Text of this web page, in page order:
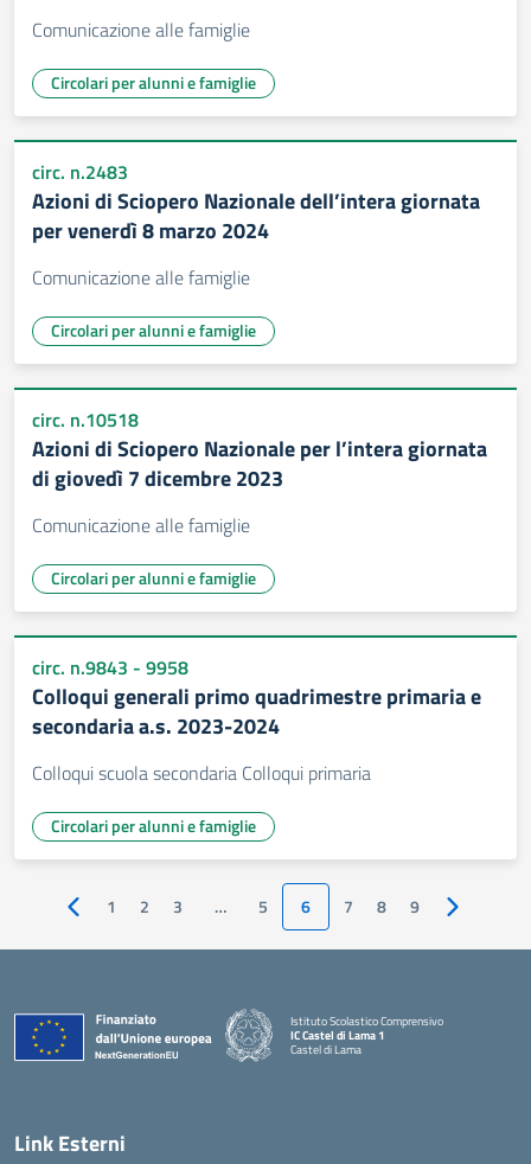
Comunicazione alle famiglie
Circolari per alunni e famiglie
circ. n.2483
Azioni di Sciopero Nazionale dell’intera giornata
per venerdì 8 marzo 2024
Comunicazione alle famiglie
Circolari per alunni e famiglie
circ. n.10518
Azioni di Sciopero Nazionale per l’intera giornata
di giovedì 7 dicembre 2023
Comunicazione alle famiglie
Circolari per alunni e famiglie
circ. n.9843 - 9958
Colloqui generali primo quadrimestre primaria e
secondaria a.s. 2023-2024
Colloqui scuola secondaria Colloqui primaria
Circolari per alunni e famiglie
Pagina precedente
1 2 3 … 5 6 7 8 9 Pagina
Istituto Scolastico Comprensivo
IC Castel di Lama 1
Castel di Lama
Link Esterni